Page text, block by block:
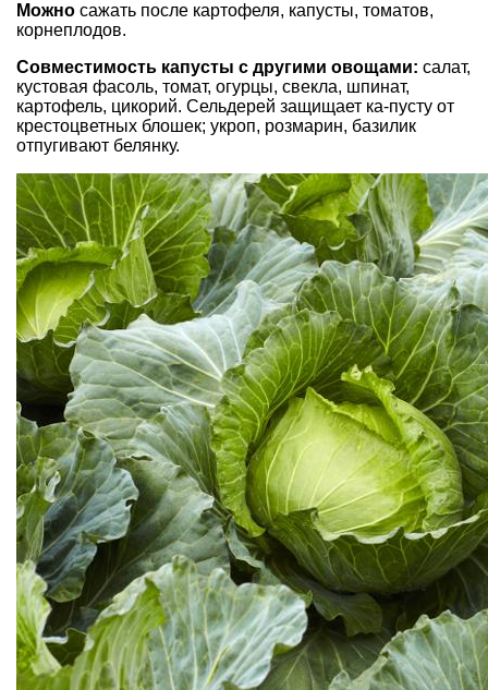
Можно сажать после картофеля, капусты, томатов,
корнеплодов.
Совместимость капусты с другими овощами: салат,
кустовая фасоль, томат, огурцы, свекла, шпинат,
картофель, цикорий. Сельдерей защищает ка-пусту от
крестоцветных блошек; укроп, розмарин, базилик
отпугивают белянку.